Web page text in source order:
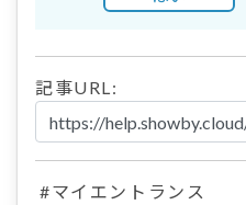
記事URL:
#マイエントランス